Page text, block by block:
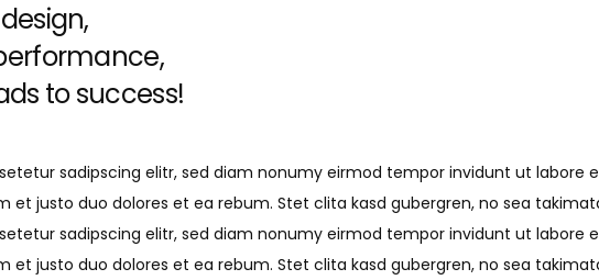
to success!
sadipscing elitr, sed diam nonumy eirmod tempor invidunt ut labore
et justo duo dolores et ea rebum. Stet clita kasd gubergren, no sea
sadipscing elitr, sed diam nonumy eirmod tempor invidunt ut labore
et justo duo dolores et ea rebum. Stet clita kasd gubergren, no sea